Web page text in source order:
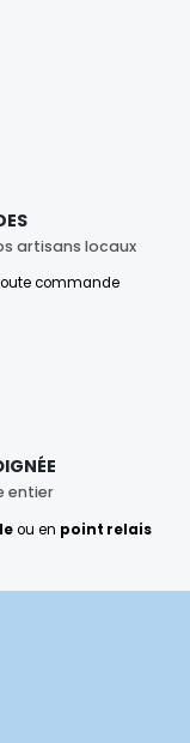
artisans locaux
commande
entier
ou en point relais